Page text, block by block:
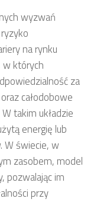
wyzwań
na rynku
których
za
całodobowe
takim układzie
energię lub
W świecie, w
zasobem, model
pozwalając im
przy